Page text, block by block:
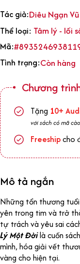
Tác giả:Diêu Ngạn Vũ
Thể loại: Tâm lý - lối
Mã:
Tình trạng:Còn hàng
Chương
Tặng 10+
với sách có mã cào
Freeshipcho
Mô tả ngắn
Những tổn thương
yên trong tim và trở
tự trách và yêu sai
Lý Một Đờilà cuốn
mình, hóa giải vết
vàng cho hiện tại.